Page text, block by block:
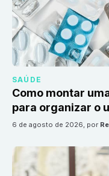
SAÚDE
Como montar
para organizar o
6 de agosto de 2026, por